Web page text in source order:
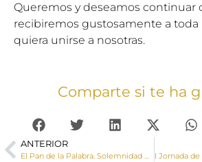
Queremos y deseamos continuar
recibiremos gustosamente a
quiera unirse a nosotras.
Comparte si te ha
ANTERIOR
El Pan de la Palabra. Solemnidad de Pentecostés